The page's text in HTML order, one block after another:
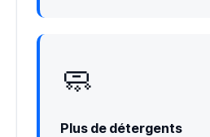
🧼
Plus de détergents